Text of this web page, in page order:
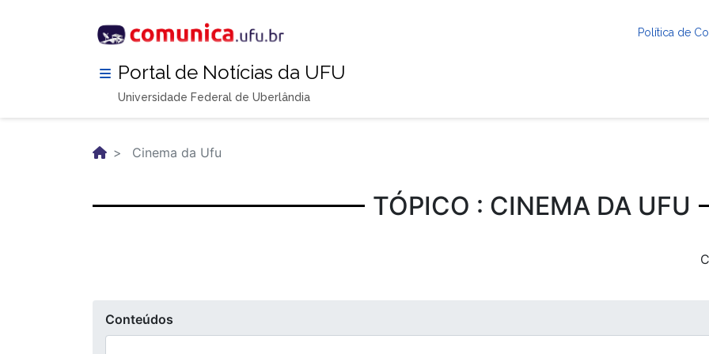
Política de
Portal de Notícias da UFU
Universidade Federal de Uberlândia
Cinema da Ufu
TÓPICO : CINEMA DA UFU
Conteúdos